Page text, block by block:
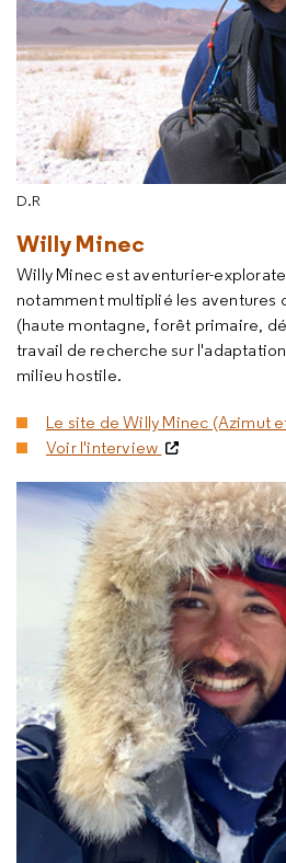
D.R
Willy Minec
Willy Minec est aventurier-
notamment multiplié les aventures
(haute montagne, forêt primaire,
travail de recherche sur
milieu hostile.
Le site de Willy Minec (Azimut
Voir l'interview